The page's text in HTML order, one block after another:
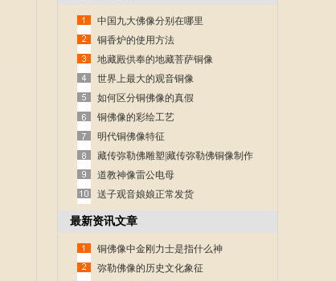
中国九大佛像分别在哪里
铜香炉的使用方法
地藏殿供奉的地藏菩萨铜像
世界上最大的观音铜像
如何区分铜佛像的真假
铜佛像的彩绘工艺
明代铜佛像特征
藏传弥勒佛雕塑|藏传弥勒佛铜像制作
道教神像雷公电母
送子观音娘娘正常发货
最新资讯文章
铜佛像中金刚力士是指什么神
弥勒佛像的历史文化象征